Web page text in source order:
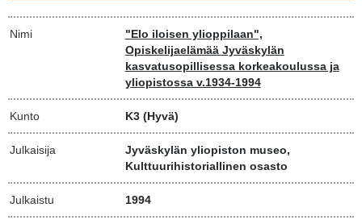
Nimi
"Elo iloisen ylioppilaan",
Opiskelijaelämää Jyväskylän
kasvatusopillisessa korkeakoulussa ja
yliopistossa v.1934-1994
Kunto K3 (Hyvä)
Julkaisija
Jyväskylän yliopiston museo,
Kulttuurihistoriallinen osasto
Julkaistu 1994